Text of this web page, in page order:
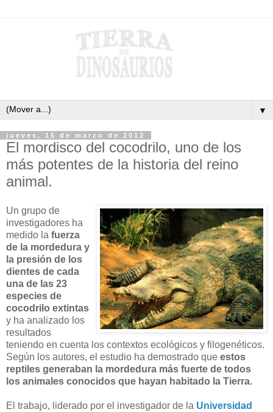
▼
jueves, 15 de marzo de 2012
El mordisco del cocodrilo, uno de los
más potentes de la historia del reino
animal.
Un grupo de
investigadores ha
medido la fuerza
de la mordedura y
la presión de los
dientes de cada
una de las 23
especies de
cocodrilo extintas
y ha analizado los
resultados
teniendo en cuenta los contextos ecológicos y filogenéticos.
Según los autores, el estudio ha demostrado que estos
reptiles generaban la mordedura más fuerte de todos
los animales conocidos que hayan habitado la Tierra.
El trabajo, liderado por el investigador de la Universidad